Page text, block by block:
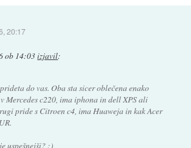
20:17
ob 14:03izjavil:
do vas. Oba sta sicer oblečena enako
Mercedes c220, ima iphona in dell XPS ali
pride s Citroen c4, ima Huaweja in kak Acer
uspešnejši? :)